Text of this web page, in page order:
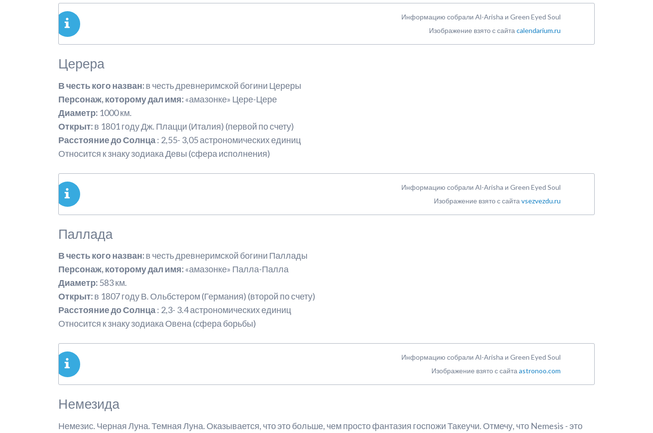
Информацию собрали Al-Arisha и Green Eyed Soul
Изображение взято с сайта calendarium.ru
Церера
В честь кого назван:в честь древнеримской богини Цереры
Персонаж, которому дал имя:«амазонке» Цере-Цере
Диаметр: 1000 км.
Открыт:в 1801 году Дж. Плацци (Италия) (первой по счету)
Расстояние до Солнца: 2,55- 3,05 астрономических единиц
Относится к знаку зодиака Девы (сфера исполнения)
Информацию собрали Al-Arisha и Green Eyed Soul
Изображение взято с сайта vsezvezdu.ru
Паллада
В честь кого назван:в честь древнеримской богини Паллады
Персонаж, которому дал имя:«амазонке» Палла-Палла
Диаметр:583 км.
Открыт:в 1807 году В. Ольбстером (Германия) (второй по счету)
Расстояние до Солнца: 2,3- 3.4 астрономических единиц
Относится к знаку зодиака Овена (сфера борьбы)
Информацию собрали Al-Arisha и Green Eyed Soul
Изображение взято с сайта astronoo.com
Немезида
Немезис. Черная Луна. Темная Луна. Оказывается, что это больше, чем просто фантазия госпожи Такеучи. Отмечу, что Nemesis - это